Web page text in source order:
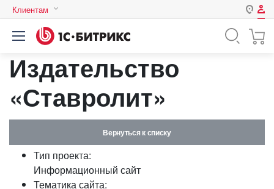
Клиентам
Авторизация
Логин
Пароль
Запомнить меня на этом
Издательство
«Ставролит»
Вернуться к списку
Тип проекта:
Информационный сайт
Тематика сайта: